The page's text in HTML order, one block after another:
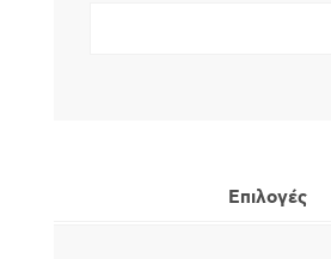
Επιλογές